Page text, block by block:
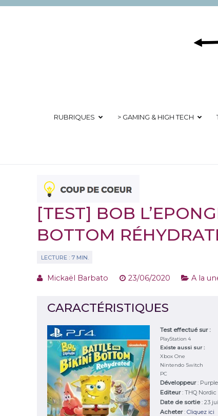
Aller
RUBRIQUES > GAMING & HIGH TECH
[TEST] BOB
BOTTOM
Mickaël Barbato 23/06/2020 A la
CARACTÉRISTIQUES
Test effectué sur :
PlayStation 4
Existe aussi sur :
Xbox One
Nintendo Switch
PC
Développeur:
Editeur: THQ Nordic
Date de sortie: 23
Acheter: Cliquez ici